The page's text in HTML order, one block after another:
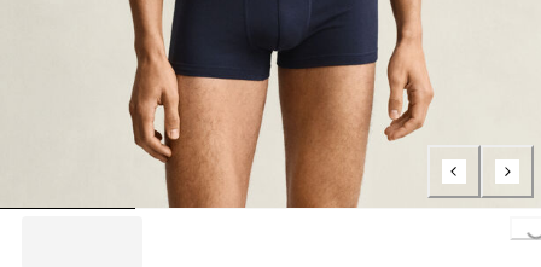
Loading...